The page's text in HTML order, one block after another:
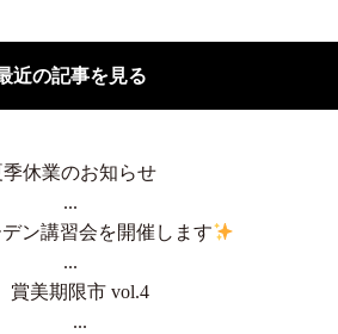
近の記事を見る
季休業のお知らせ
...
デン講習会を開催します
...
賞美期限市 vol.4
...